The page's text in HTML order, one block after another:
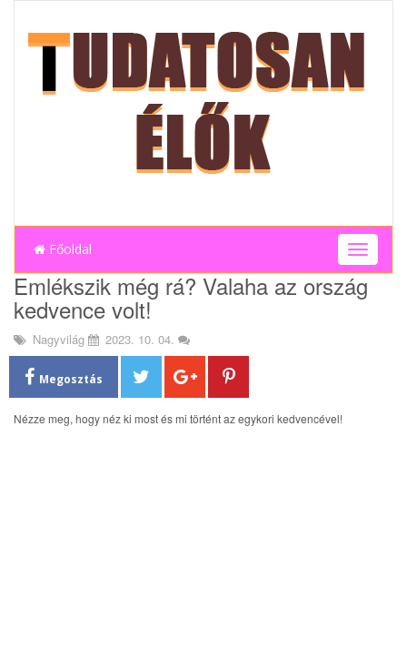
Főoldal
T
o
g
Emlékszik még rá? Valaha az ország
kedvence volt!
Nagyvilág 2023. 10. 04.
Megosztás
Nézze meg, hogy néz ki most és mi történt az egykori kedvencével!